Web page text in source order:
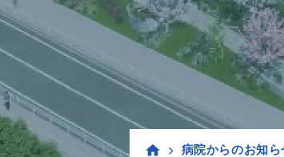
病院からのお知ら